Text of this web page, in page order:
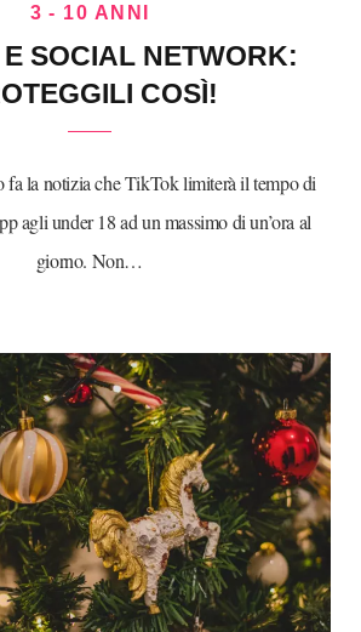
3 - 10 ANNI
SOCIAL NETWORK:
COSÌ!
fa la notizia che TikTok limiterà il tempo di
agli under 18 ad un massimo di un’ora al
giorno. Non…